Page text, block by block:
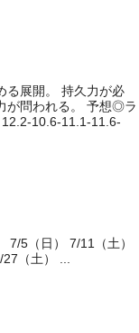
る展開。 持久力が必
が問われる。 予想◎ラ
10.6-11.1-11.6-
7/5（日） 7/11（土）
（土） ...